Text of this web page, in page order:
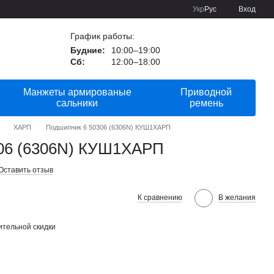
Укр Рус Вход
График работы:
Будние:
10:00–19:00
Сб:
12:00–18:00
Манжеты армированые
сальники
Приводной
ремень
ХАРП Подшипник 6 50306 (6306N) КУШ1ХАРП
(6306N) КУШ1ХАРП
отзыв
К сравнению В желания
скидки